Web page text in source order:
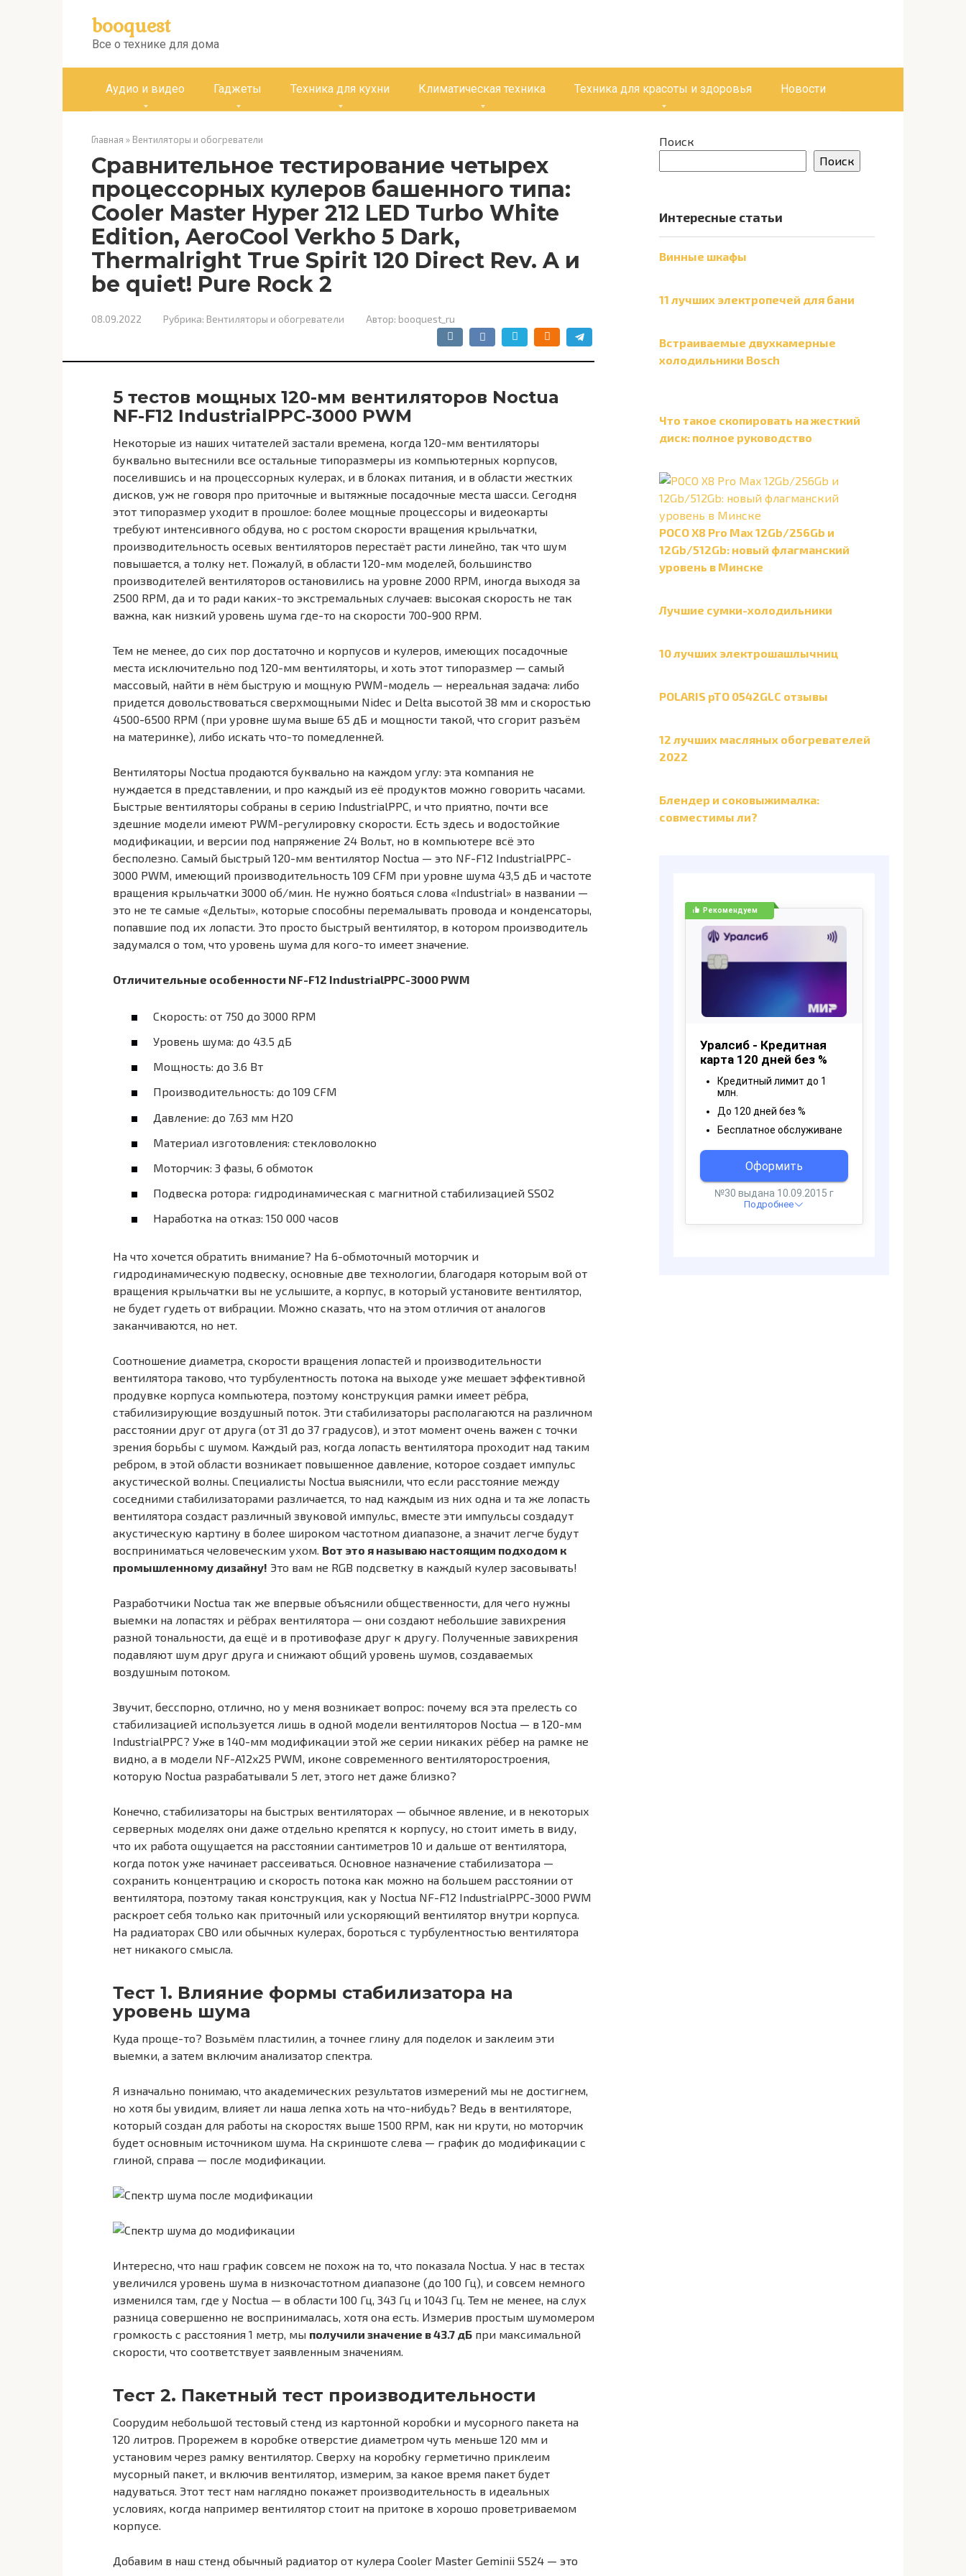
booquest
Все о технике для дома
Аудио и видео Гаджеты Техника для кухни Климатическая техника Техника для красоты и здоровья Новости
Главная » Вентиляторы и обогреватели
Сравнительное тестирование четырех
процессорных кулеров башенного типа:
Cooler Master Hyper 212 LED Turbo White
Edition, AeroCool Verkho 5 Dark,
Thermalright True Spirit 120 Direct Rev. A и
be quiet! Pure Rock 2
08.09.2022 Рубрика: Вентиляторы и обогреватели Автор: booquest_ru
5 тестов мощных 120-мм вентиляторов Noctua
NF-F12 IndustrialPPC-3000 PWM
Некоторые из наших читателей застали времена, когда 120-мм вентиляторы
буквально вытеснили все остальные типоразмеры из компьютерных корпусов,
поселившись и на процессорных кулерах, и в блоках питания, и в области жестких
дисков, уж не говоря про приточные и вытяжные посадочные места шасси. Сегодня
этот типоразмер уходит в прошлое: более мощные процессоры и видеокарты
требуют интенсивного обдува, но с ростом скорости вращения крыльчатки,
производительность осевых вентиляторов перестаёт расти линейно, так что шум
повышается, а толку нет. Пожалуй, в области 120-мм моделей, большинство
производителей вентиляторов остановились на уровне 2000 RPM, иногда выходя за
2500 RPM, да и то ради каких-то экстремальных случаев: высокая скорость не так
важна, как низкий уровень шума где-то на скорости 700-900 RPM.
Тем не менее, до сих пор достаточно и корпусов и кулеров, имеющих посадочные
места исключительно под 120-мм вентиляторы, и хоть этот типоразмер — самый
массовый, найти в нём быструю и мощную PWM-модель — нереальная задача: либо
придется довольствоваться сверхмощными Nidec и Delta высотой 38 мм и скоростью
4500-6500 RPM (при уровне шума выше 65 дБ и мощности такой, что сгорит разъём
на материнке), либо искать что-то помедленней.
Вентиляторы Noctua продаются буквально на каждом углу: эта компания не
нуждается в представлении, и про каждый из её продуктов можно говорить часами.
Быстрые вентиляторы собраны в серию IndustrialPPC, и что приятно, почти все
здешние модели имеют PWM-регулировку скорости. Есть здесь и водостойкие
модификации, и версии под напряжение 24 Вольт, но в компьютере всё это
бесполезно. Самый быстрый 120-мм вентилятор Noctua — это NF-F12 IndustrialPPC-
3000 PWM, имеющий производительность 109 CFM при уровне шума 43,5 дБ и частоте
вращения крыльчатки 3000 об/мин. Не нужно бояться слова «Industrial» в названии —
это не те самые «Дельты», которые способны перемалывать провода и конденсаторы,
попавшие под их лопасти. Это просто быстрый вентилятор, в котором производитель
задумался о том, что уровень шума для кого-то имеет значение.
Отличительные особенности NF-F12 IndustrialPPC-3000 PWM
Скорость: от 750 до 3000 RPM
Уровень шума: до 43.5 дБ
Мощность: до 3.6 Вт
Производительность: до 109 CFM
Давление: до 7.63 мм H2O
Материал изготовления: стекловолокно
Моторчик: 3 фазы, 6 обмоток
Подвеска ротора: гидродинамическая с магнитной стабилизацией SSO2
Наработка на отказ: 150 000 часов
На что хочется обратить внимание? На 6-обмоточный моторчик и
гидродинамическую подвеску, основные две технологии, благодаря которым вой от
вращения крыльчатки вы не услышите, а корпус, в который установите вентилятор,
не будет гудеть от вибрации. Можно сказать, что на этом отличия от аналогов
заканчиваются, но нет.
Соотношение диаметра, скорости вращения лопастей и производительности
вентилятора таково, что турбулентность потока на выходе уже мешает эффективной
продувке корпуса компьютера, поэтому конструкция рамки имеет рёбра,
стабилизирующие воздушный поток. Эти стабилизаторы располагаются на различном
расстоянии друг от друга (от 31 до 37 градусов), и этот момент очень важен с точки
зрения борьбы с шумом. Каждый раз, когда лопасть вентилятора проходит над таким
ребром, в этой области возникает повышенное давление, которое создает импульс
акустической волны. Специалисты Noctua выяснили, что если расстояние между
соседними стабилизаторами различается, то над каждым из них одна и та же лопасть
вентилятора создаст различный звуковой импульс, вместе эти импульсы создадут
акустическую картину в более широком частотном диапазоне, а значит легче будут
восприниматься человеческим ухом. Вот это я называю настоящим подходом к
промышленному дизайну! Это вам не RGB подсветку в каждый кулер засовывать!
Разработчики Noctua так же впервые объяснили общественности, для чего нужны
выемки на лопастях и рёбрах вентилятора — они создают небольшие завихрения
разной тональности, да ещё и в противофазе друг к другу. Полученные завихрения
подавляют шум друг друга и снижают общий уровень шумов, создаваемых
воздушным потоком.
Звучит, бесспорно, отлично, но у меня возникает вопрос: почему вся эта прелесть со
стабилизацией используется лишь в одной модели вентиляторов Noctua — в 120-мм
IndustrialPPC? Уже в 140-мм модификации этой же серии никаких рёбер на рамке не
видно, а в модели NF-A12x25 PWM, иконе современного вентиляторостроения,
которую Noctua разрабатывали 5 лет, этого нет даже близко?
Конечно, стабилизаторы на быстрых вентиляторах — обычное явление, и в некоторых
серверных моделях они даже отдельно крепятся к корпусу, но стоит иметь в виду,
что их работа ощущается на расстоянии сантиметров 10 и дальше от вентилятора,
когда поток уже начинает рассеиваться. Основное назначение стабилизатора —
сохранить концентрацию и скорость потока как можно на большем расстоянии от
вентилятора, поэтому такая конструкция, как у Noctua NF-F12 IndustrialPPC-3000 PWM
раскроет себя только как приточный или ускоряющий вентилятор внутри корпуса.
На радиаторах СВО или обычных кулерах, бороться с турбулентностью вентилятора
нет никакого смысла.
Тест 1. Влияние формы стабилизатора на
уровень шума
Куда проще-то? Возьмём пластилин, а точнее глину для поделок и заклеим эти
выемки, а затем включим анализатор спектра.
Я изначально понимаю, что академических результатов измерений мы не достигнем,
но хотя бы увидим, влияет ли наша лепка хоть на что-нибудь? Ведь в вентиляторе,
который создан для работы на скоростях выше 1500 RPM, как ни крути, но моторчик
будет основным источником шума. На скриншоте слева — график до модификации с
глиной, справа — после модификации.
Интересно, что наш график совсем не похож на то, что показала Noctua. У нас в тестах
увеличился уровень шума в низкочастотном диапазоне (до 100 Гц), и совсем немного
изменился там, где у Noctua — в области 100 Гц, 343 Гц и 1043 Гц. Тем не менее, на слух
разница совершенно не воспринималась, хотя она есть. Измерив простым шумомером
громкость с расстояния 1 метр, мы получили значение в 43.7 дБ при максимальной
скорости, что соответствует заявленным значениям.
Тест 2. Пакетный тест производительности
Соорудим небольшой тестовый стенд из картонной коробки и мусорного пакета на
120 литров. Прорежем в коробке отверстие диаметром чуть меньше 120 мм и
установим через рамку вентилятор. Сверху на коробку герметично приклеим
мусорный пакет, и включив вентилятор, измерим, за какое время пакет будет
надуваться. Этот тест нам наглядно покажет производительность в идеальных
условиях, когда например вентилятор стоит на притоке в хорошо проветриваемом
корпусе.
Добавим в наш стенд обычный радиатор от кулера Cooler Master Geminii S524 — это
Поиск
Поиск
Интересные статьи
Винные шкафы
11 лучших электропечей для бани
Встраиваемые двухкамерные
холодильники Bosch
Что такое скопировать на жесткий
диск: полное руководство
POCO X8 Pro Max 12Gb/256Gb и
12Gb/512Gb: новый флагманский
уровень в Минске
Лучшие сумки-холодильники
10 лучших электрошашлычниц
POLARIS pTO 0542GLC отзывы
12 лучших масляных обогревателей
2022
Блендер и соковыжималка:
совместимы ли?